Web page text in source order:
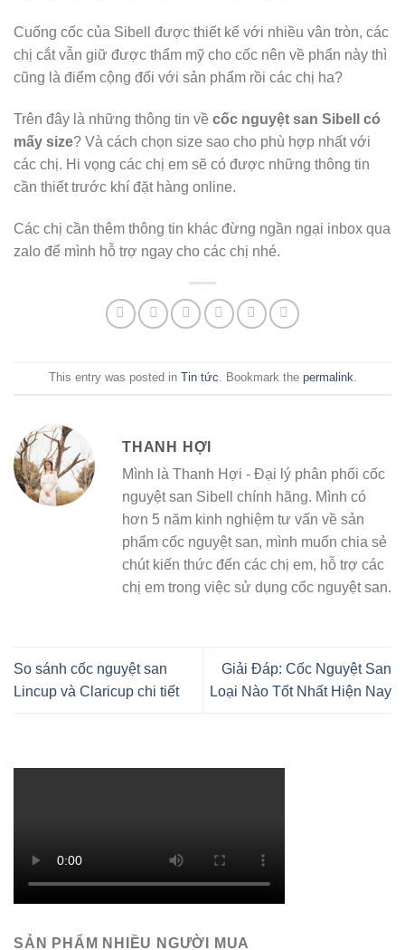
Cuống cốc của Sibell được thiết kế với nhiều vân tròn, các
chị cắt vẫn giữ được thẩm mỹ cho cốc nên về phẩn này thì
cũng là điểm cộng đối với sản phẩm rồi các chị ha?
Trên đây là những thông tin về cốc nguyệt san Sibell có
mấy size? Và cách chọn size sao cho phù hợp nhất với
các chị. Hi vọng các chị em sẽ có được những thông tin
cần thiết trước khí đặt hàng online.
Các chị cần thêm thông tin khác đừng ngần ngại inbox qua
zalo để mình hỗ trợ ngay cho các chị nhé.
This entry was posted in Tin tức. Bookmark the permalink.
THANH HỢI
Mình là Thanh Hợi - Đại lý phân phối cốc
nguyệt san Sibell chính hãng. Mình có
hơn 5 năm kinh nghiệm tư vấn về sản
phẩm cốc nguyệt san, mình muốn chia sẻ
chút kiến thức đến các chị em, hỗ trợ các
chị em trong việc sử dụng cốc nguyệt san.
So sánh cốc nguyệt san
Lincup và Claricup chi tiết
Giải Đáp: Cốc Nguyệt San
Loại Nào Tốt Nhất Hiện Nay
SẢN PHẨM NHIỀU NGƯỜI MUA